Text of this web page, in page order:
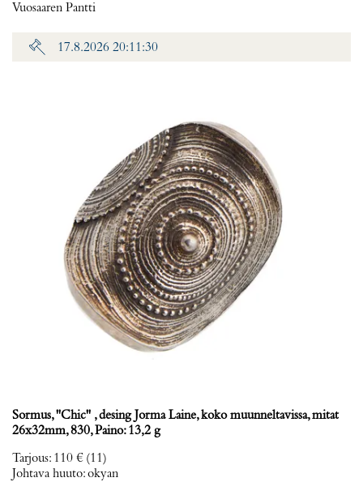
Vuosaaren Pantti
17.8.2026 20:11:30
Sormus, ''Chic'' , desing Jorma Laine, koko muunneltavissa, mitat
26x32mm, 830, Paino: 13,2 g
Tarjous: 110 € (11)
Johtava huuto:okyan